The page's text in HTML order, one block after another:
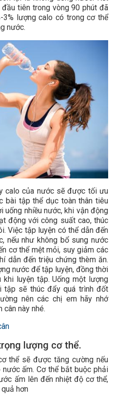
tiên trong vòng 90 phút đã
3% lượng calo có trong cơ thể
nước.
calo của nước sẽ được tối ưu
bài tập thể dục toàn thân tiêu
nhiều nước, khi vận động
động với công suất cao, thúc
Việc tập luyện có thể dẫn đến
nếu như không bổ sung nước
cơ thể mệt mỏi, suy giảm các
dẫn đến triệu chứng thèm ăn.
nước để tập luyện, đồng thời
luyện tập. Uống một lượng
sẽ thúc đẩy quá trình đốt
nên các chị em hãy nhớ
này nhé.
lượng cơ thể.
thể sẽ được tăng cường nếu
ấm. Cơ thể bắt buộc phải
ấm lên đến nhiệt độ cơ thể,
hơn